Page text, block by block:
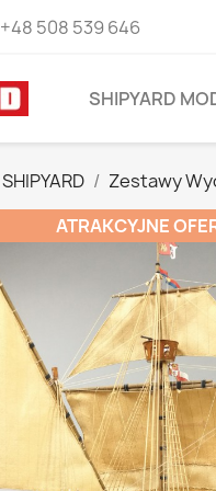
+48 508 539 646
SHIPYARD
SHIPYARD
Zestawy
ATRAKCYJNE